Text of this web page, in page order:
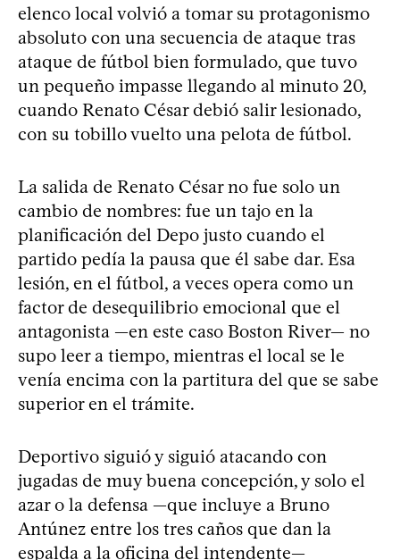
elenco local volvió a tomar su protagonismo
absoluto con una secuencia de ataque tras
ataque de fútbol bien formulado, que tuvo
un pequeño impasse llegando al minuto 20,
cuando Renato César debió salir lesionado,
con su tobillo vuelto una pelota de fútbol.
La salida de Renato César no fue solo un
cambio de nombres: fue un tajo en la
planificación del Depo justo cuando el
partido pedía la pausa que él sabe dar. Esa
lesión, en el fútbol, a veces opera como un
factor de desequilibrio emocional que el
antagonista —en este caso Boston River— no
supo leer a tiempo, mientras el local se le
venía encima con la partitura del que se sabe
superior en el trámite.
Deportivo siguió y siguió atacando con
jugadas de muy buena concepción, y solo el
azar o la defensa —que incluye a Bruno
Antúnez entre los tres caños que dan la
espalda a la oficina del intendente—